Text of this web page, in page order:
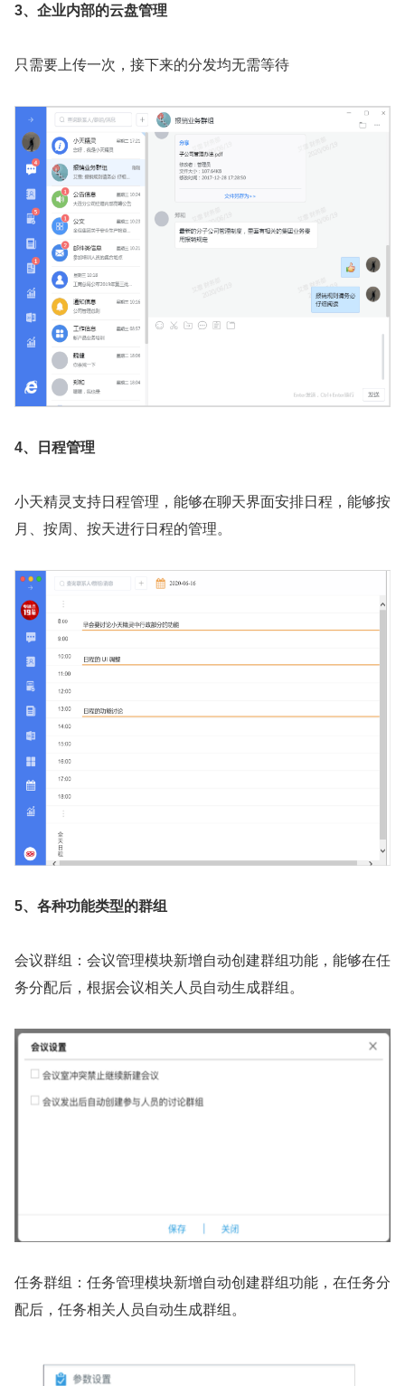
3、企业内部的云盘管理
只需要上传一次，接下来的分发均无需等待
4、日程管理
小天精灵支持日程管理，能够在聊天界面安排日程，能够按
月、按周、按天进行日程的管理。
5、各种功能类型的群组
会议群组：会议管理模块新增自动创建群组功能，能够在任
务分配后，根据会议相关人员自动生成群组。
任务群组：任务管理模块新增自动创建群组功能，在任务分
配后，任务相关人员自动生成群组。